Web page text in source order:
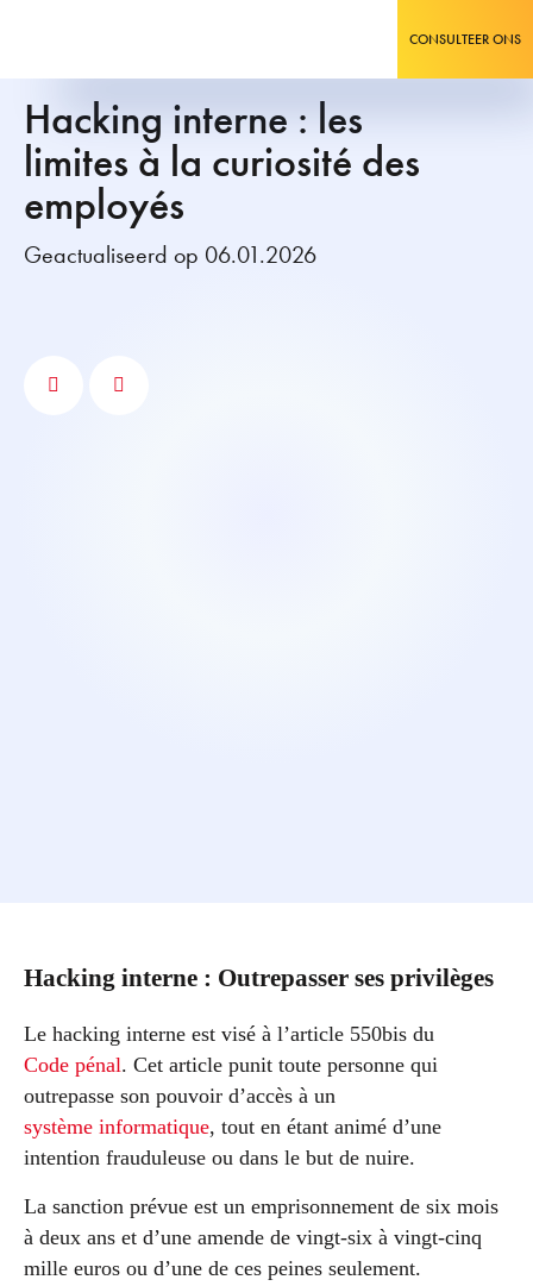
CONSULTEER ONS
Hacking interne : les
limites à la curiosité des
employés
Geactualiseerd op 06.01.2026
Hacking interne : Outrepasser ses privilèges
Le hacking interne est visé à l’article 550bis du
Code pénal. Cet article punit toute personne qui
outrepasse son pouvoir d’accès à un
système informatique, tout en étant animé d’une
intention frauduleuse ou dans le but de nuire.
La sanction prévue est un emprisonnement de six mois
à deux ans et d’une amende de vingt-six à vingt-cinq
mille euros ou d’une de ces peines seulement.